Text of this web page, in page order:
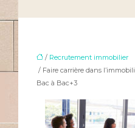
/ Recrutement immobilier
/ Faire carrière dans
Bac à Bac+3